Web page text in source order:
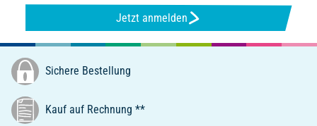
Jetzt anmelden
Sichere Bestellung
Kauf auf Rechnung **